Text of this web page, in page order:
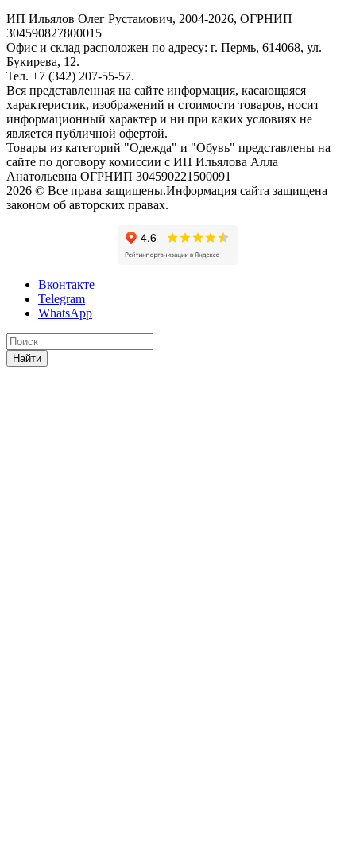
ИП Ильялов Олег Рустамович, 2004-2026, ОГРНИП
304590827800015
Офис и склад расположен по адресу: г. Пермь, 614068, ул.
Букирева, 12.
Тел. +7 (342) 207-55-57.
Вся представленная на сайте информация, касающаяся
характеристик, изображений и стоимости товаров, носит
информационный характер и ни при каких условиях не
является публичной офертой.
Товары из категорий "Одежда" и "Обувь" представлены на
сайте по договору комиссии с ИП Ильялова Алла
Анатольевна ОГРНИП 304590221500091
2026 © Все права защищены.Информация сайта защищена
законом об авторских правах.
Вконтакте
Telegram
WhatsApp
Найти